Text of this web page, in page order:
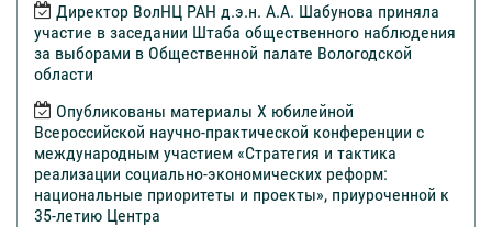
Директор ВолНЦ РАН д.э.н. А.А. Шабунова приняла
участие в заседании Штаба общественного наблюдения
за выборами в Общественной палате Вологодской
области
Опубликованы материалы X юбилейной
Всероссийской научно-практической конференции с
международным участием «Стратегия и тактика
реализации социально-экономических реформ:
национальные приоритеты и проекты», приуроченной к
35-летию Центра